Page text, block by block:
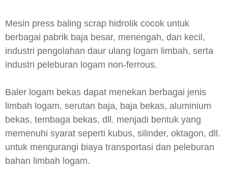
Mesin press baling scrap hidrolik cocok untuk
berbagai pabrik baja besar, menengah, dan kecil,
industri pengolahan daur ulang logam limbah, serta
industri peleburan logam non-ferrous.
Baler logam bekas dapat menekan berbagai jenis
limbah logam, serutan baja, baja bekas, aluminium
bekas, tembaga bekas, dll. menjadi bentuk yang
memenuhi syarat seperti kubus, silinder, oktagon, dll.
untuk mengurangi biaya transportasi dan peleburan
bahan limbah logam.